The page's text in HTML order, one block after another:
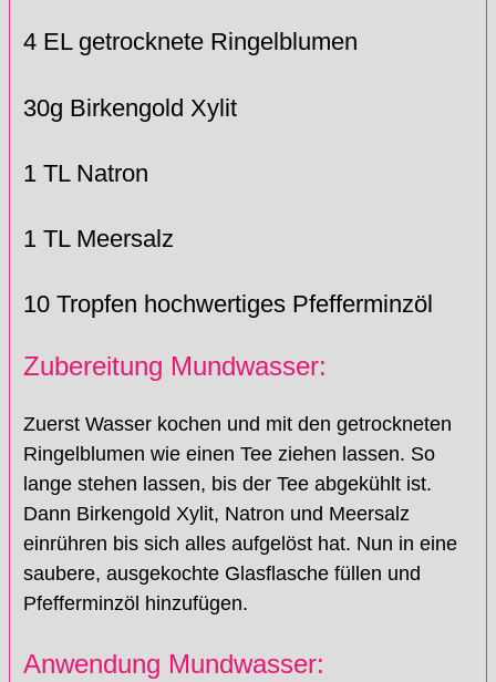
4 EL getrocknete Ringelblumen
30g Birkengold Xylit
1 TL Natron
1 TL Meersalz
10 Tropfen hochwertiges Pfefferminzöl
Zubereitung Mundwasser:
Zuerst Wasser kochen und mit den getrockneten
Ringelblumen wie einen Tee ziehen lassen. So
lange stehen lassen, bis der Tee abgekühlt ist.
Dann Birkengold Xylit, Natron und Meersalz
einrühren bis sich alles aufgelöst hat. Nun in eine
saubere, ausgekochte Glasflasche füllen und
Pfefferminzöl hinzufügen.
Anwendung Mundwasser: